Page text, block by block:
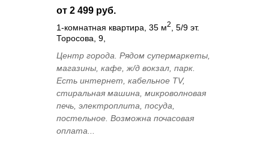
от 2 499 руб.
1-комнатная квартира, 35 м2
, 5/9 эт.
Торосова, 9,
Центр города. Рядом супермаркеты,
магазины, кафе, ж/д вокзал, парк.
Есть интернет, кабельное TV,
стиральная машина, микроволновая
печь, электроплита, посуда,
постельное. Возможна почасовая
оплата...